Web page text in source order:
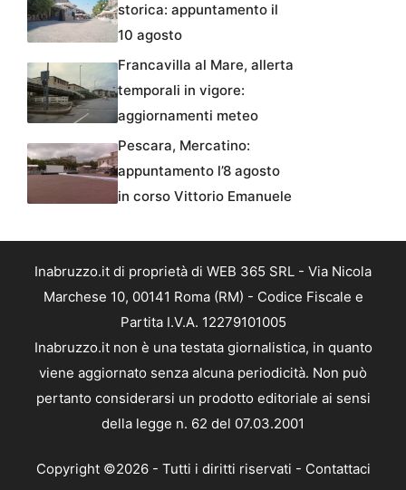
storica: appuntamento il
10 agosto
Francavilla al Mare, allerta
temporali in vigore:
aggiornamenti meteo
Pescara, Mercatino:
appuntamento l’8 agosto
in corso Vittorio Emanuele
Inabruzzo.it di proprietà di WEB 365 SRL - Via Nicola
Marchese 10, 00141 Roma (RM) - Codice Fiscale e
Partita I.V.A. 12279101005
Inabruzzo.it non è una testata giornalistica, in quanto
viene aggiornato senza alcuna periodicità. Non può
pertanto considerarsi un prodotto editoriale ai sensi
della legge n. 62 del 07.03.2001
Copyright ©2026 - Tutti i diritti riservati - Contattaci